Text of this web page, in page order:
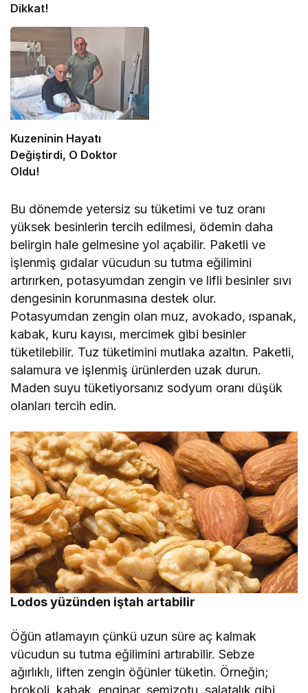
Dikkat!
Kuzeninin Hayatı
Değiştirdi, O Doktor
Oldu!
Bu dönemde yetersiz su tüketimi ve tuz oranı
yüksek besinlerin tercih edilmesi, ödemin daha
belirgin hale gelmesine yol açabilir. Paketli ve
işlenmiş gıdalar vücudun su tutma eğilimini
artırırken, potasyumdan zengin ve lifli besinler sıvı
dengesinin korunmasına destek olur.
Potasyumdan zengin olan muz, avokado, ıspanak,
kabak, kuru kayısı, mercimek gibi besinler
tüketilebilir. Tuz tüketimini mutlaka azaltın. Paketli,
salamura ve işlenmiş ürünlerden uzak durun.
Maden suyu tüketiyorsanız sodyum oranı düşük
olanları tercih edin.
Lodos yüzünden iştah artabilir
Öğün atlamayın çünkü uzun süre aç kalmak
vücudun su tutma eğilimini artırabilir. Sebze
ağırlıklı, liften zengin öğünler tüketin. Örneğin;
brokoli, kabak, enginar, semizotu, salatalık gibi.